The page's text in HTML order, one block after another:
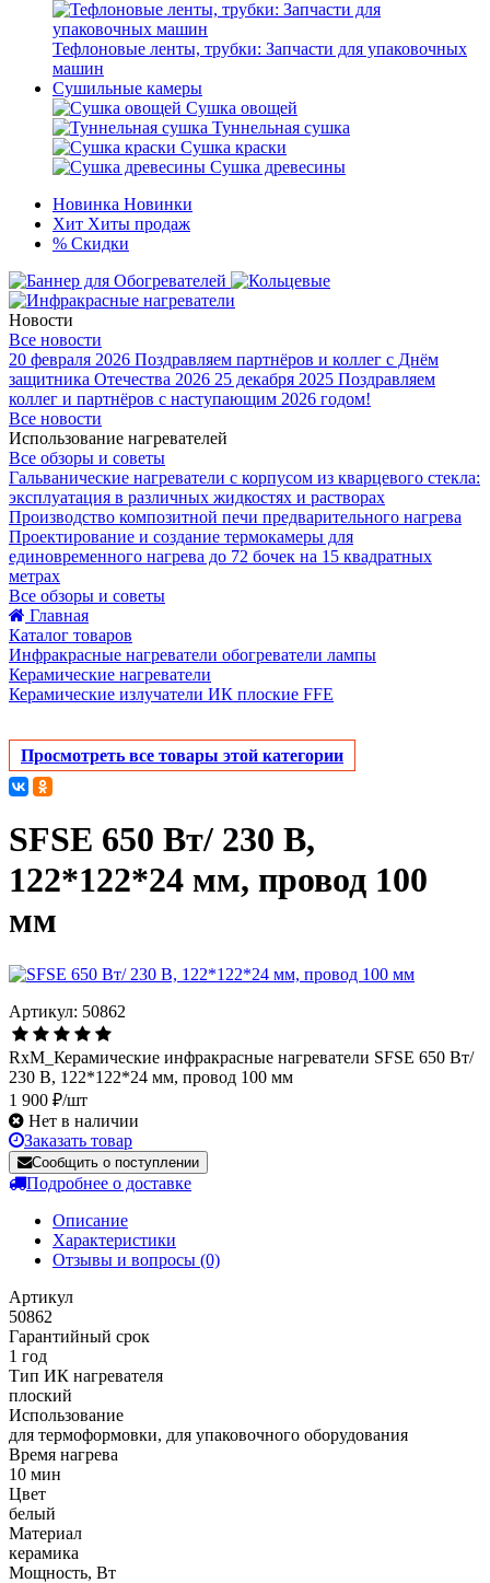
Тефлоновые ленты, трубки: Запчасти для упаковочных
машин
Сушильные камеры
Сушка овощей
Туннельная сушка
Сушка краски
Сушка древесины
Новинка Новинки
Хит Хиты продаж
% Скидки
Новости
Все новости
20 февраля 2026 Поздравляем партнёров и коллег с Днём
защитника Отечества 2026 25 декабря 2025 Поздравляем
коллег и партнёров с наступающим 2026 годом!
Все новости
Использование нагревателей
Все обзоры и советы
Гальванические нагреватели с корпусом из кварцевого стекла:
эксплуатация в различных жидкостях и растворах
Производство композитной печи предварительного нагрева
Проектирование и создание термокамеры для
единовременного нагрева до 72 бочек на 15 квадратных
метрах
Все обзоры и советы
Главная
Каталог товаров
Инфракрасные нагреватели обогреватели лампы
Керамические нагреватели
Керамические излучатели ИК плоские FFE
Просмотреть все товары этой категории
SFSE 650 Вт/ 230 В,
122*122*24 мм, провод 100
мм
Артикул: 50862
RxM_Керамические инфракрасные нагреватели SFSE 650 Вт/
230 В, 122*122*24 мм, провод 100 мм
1 900 ₽/шт
Нет в наличии
Заказать товар
Сообщить о поступлении
Подробнее о доставке
Описание
Характеристики
Отзывы и вопросы (0)
Артикул
50862
Гарантийный срок
1 год
Тип ИК нагревателя
плоский
Использование
для термоформовки, для упаковочного оборудования
Время нагрева
10 мин
Цвет
белый
Материал
керамика
Мощность, Вт